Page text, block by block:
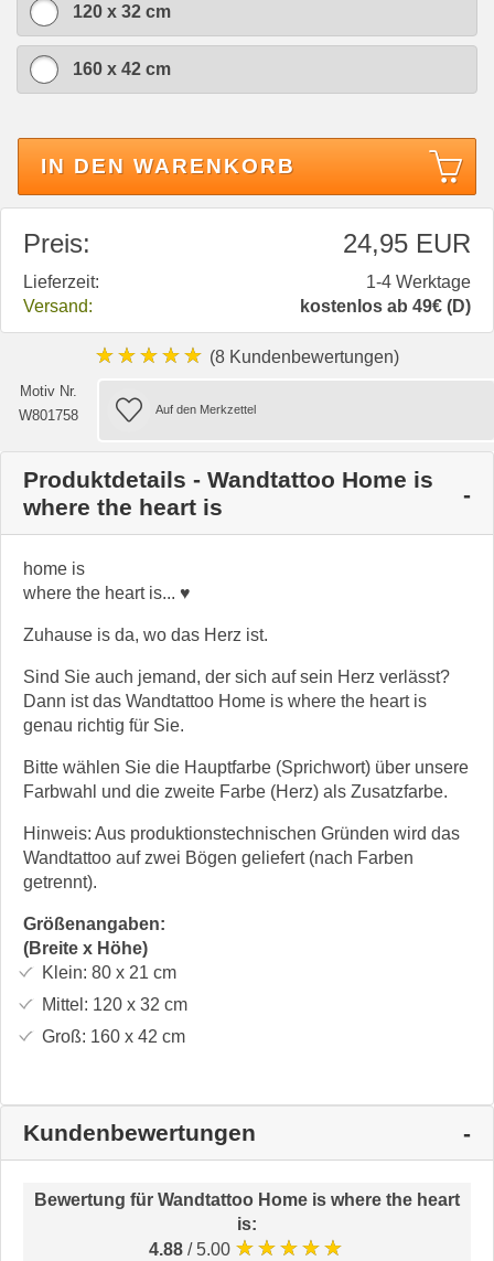
120 x 32 cm
160 x 42 cm
IN DEN WARENKORB
Preis: 24,95 EUR
Lieferzeit:
1-4 Werktage
Versand:
kostenlos ab 49€ (D)
★★★★★ (8 Kundenbewertungen)
Motiv Nr.
W801758
Produktdetails - Wandtattoo Home is
where the heart is
home is
where the heart is... ♥
Zuhause is da, wo das Herz ist.
Sind Sie auch jemand, der sich auf sein Herz verlässt?
Dann ist das Wandtattoo Home is where the heart is
genau richtig für Sie.
Bitte wählen Sie die Hauptfarbe (Sprichwort) über unsere
Farbwahl und die zweite Farbe (Herz) als Zusatzfarbe.
Hinweis: Aus produktionstechnischen Gründen wird das
Wandtattoo auf zwei Bögen geliefert (nach Farben
getrennt).
Größenangaben:
(Breite x Höhe)
Klein: 80 x 21 cm
Mittel: 120 x 32 cm
Groß: 160 x 42 cm
Kundenbewertungen
Bewertung für Wandtattoo Home is where the heart
is:
4.88 / 5.00 ★★★★★